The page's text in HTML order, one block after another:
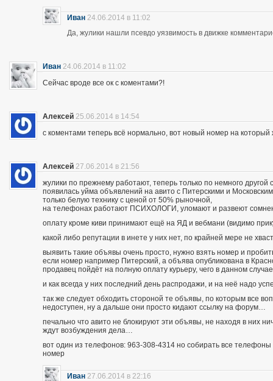
Иван 24.06.2014 в 11:02
Да, жулики нашли псевдо уязвимость в движке
Иван 24.06.2014 в 11:02
Сейчас вроде все ок с коментами?!
Алексей 25.06.2014 в 14:54
с коментами теперь всё нормально, вот новый номер на
Алексей 27.06.2014 в 21:56
жулики по прежнему работают, теперь только по немного другой
появилась уйма объявлений на авито с Питерскими и
только белую технику с ценой от 50% рыночной,
на телефонах работают ПСИХОЛОГИ, уломают и развеют
оплату кроме киви принимают ещё на ЯД и вебмани (видимо
какой либо репутации в инете у них нет, по крайней мере не
выявить такие объявы очень просто, нужно взять номер и
если номер например Питерский, а объява опубликована в
продавец пойдёт на полную оплату курьеру, чего в данном
и как всегда у них последний день распродажи, и на неё надо
так же следует обходить стороной те объявы, по которым все
недоступен, ну а дальше они просто кидают ссылку на форум…
печально что авито не блокируют эти объявы, не находя в них
ждут возбуждения дела…
вот один из телефонов: 963-308-4314 но собирать все
номер
Иван 27.06.2014 в 22:16